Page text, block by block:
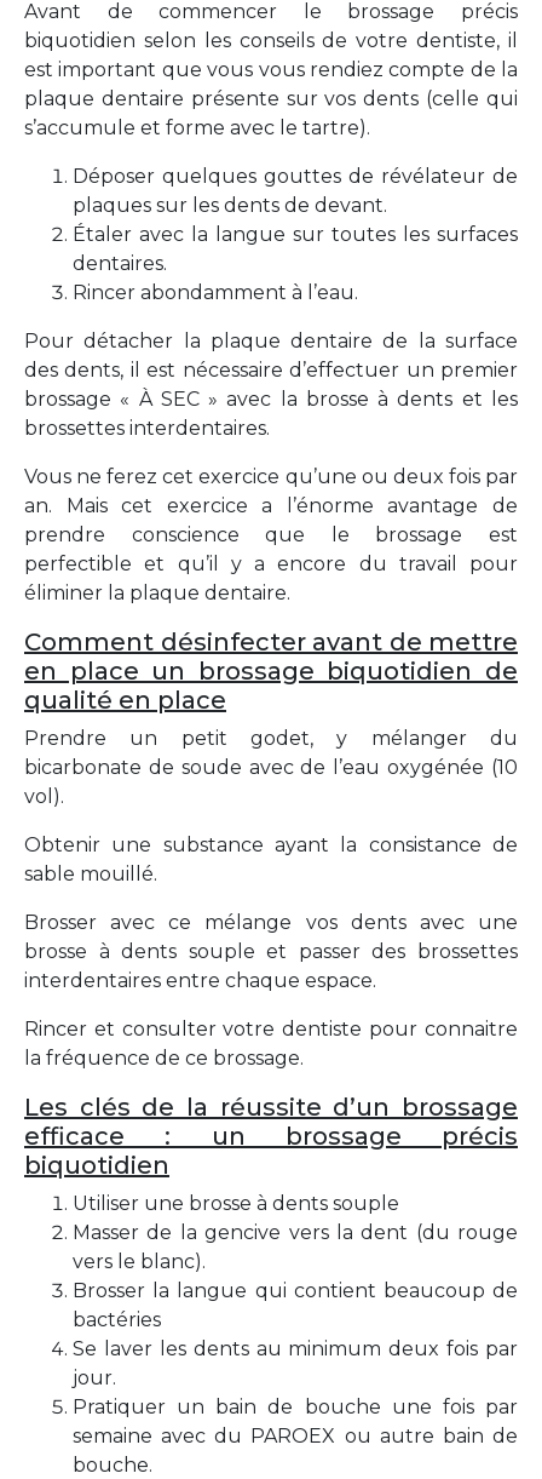
Avant de commencer le brossage précis
biquotidien selon les conseils de votre dentiste, il
est important que vous vous rendiez compte de la
plaque dentaire présente sur vos dents (celle qui
s’accumule et forme avec le tartre).
Déposer quelques gouttes de révélateur de
plaques sur les dents de devant.
Étaler avec la langue sur toutes les surfaces
dentaires.
Rincer abondamment à l’eau.
Pour détacher la plaque dentaire de la surface
des dents, il est nécessaire d’effectuer un premier
brossage « À SEC » avec la brosse à dents et les
brossettes interdentaires.
Vous ne ferez cet exercice qu’une ou deux fois par
an. Mais cet exercice a l’énorme avantage de
prendre conscience que le brossage est
perfectible et qu’il y a encore du travail pour
éliminer la plaque dentaire.
Comment désinfecter avant de mettre
en place un brossage biquotidien de
qualité en place
Prendre un petit godet, y mélanger du
bicarbonate de soude avec de l’eau oxygénée (10
vol).
Obtenir une substance ayant la consistance de
sable mouillé.
Brosser avec ce mélange vos dents avec une
brosse à dents souple et passer des brossettes
interdentaires entre chaque espace.
Rincer et consulter votre dentiste pour connaitre
la fréquence de ce brossage.
Les clés de la réussite d’un brossage
efficace : un brossage précis
biquotidien
Utiliser une brosse à dents souple
Masser de la gencive vers la dent (du rouge
vers le blanc).
Brosser la langue qui contient beaucoup de
bactéries
Se laver les dents au minimum deux fois par
jour.
Pratiquer un bain de bouche une fois par
semaine avec du PAROEX ou autre bain de
bouche.